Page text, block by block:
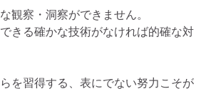
観察・洞察ができません。
きる確かな技術がなければ的確な対
を習得する、表にでない努力こそが